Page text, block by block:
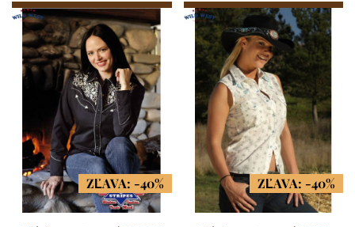
ZĽAVA: -40% ZĽAVA: -40%